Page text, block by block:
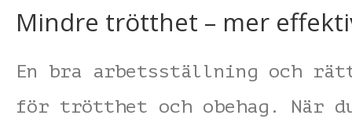
Mindre trötthet – mer
En bra arbetsställning och
för trötthet och obehag. När